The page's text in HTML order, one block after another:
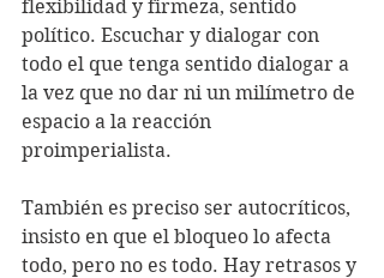
flexibilidad y firmeza, sentido
político. Escuchar y dialogar con
todo el que tenga sentido dialogar a
la vez que no dar ni un milímetro de
espacio a la reacción
proimperialista.
También es preciso ser autocríticos,
insisto en que el bloqueo lo afecta
todo, pero no es todo. Hay retrasos y